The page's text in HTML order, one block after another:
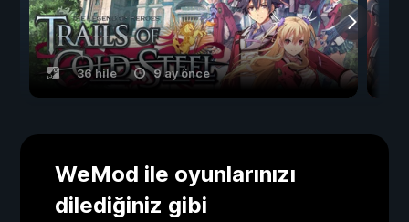
36 hile 9 ay önce
WeMod ile oyunlarınızı
dilediğiniz gibi